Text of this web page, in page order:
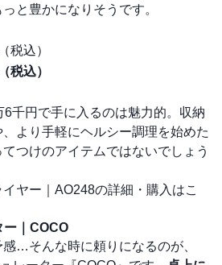
と豊かになりそうです。
税込）
税込）
千円で手に入るのは魅力的。収納
より手軽にヘルシー調理を始めた
つけのアイテムではないでしょう
ヤー｜AO248の詳細・購入はこ
ー｜COCO
…そんな時に頼りになるのが、